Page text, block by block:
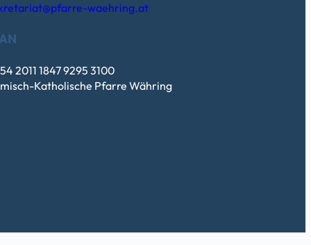
waehring.at
2011 1847 9295 3100
Katholische Pfarre Währing